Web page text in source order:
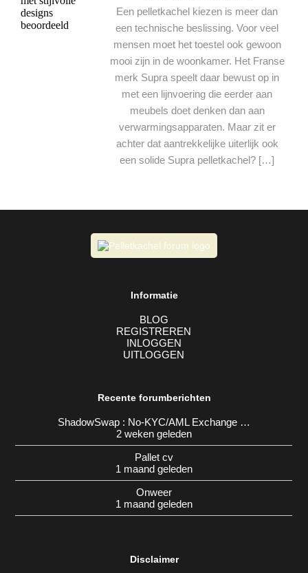
Een pelletkachel kiezen is meer dan
een technische beslissing. Voor veel
mensen moet het toestel ook gewoon
mooi zijn in de woonkamer. Het Franse
merk Supra speelt daar bewust op in
met een lijnvoering die eerder aan
meubels doet denken dan aan
verwarmingsapparaten. Maar zit er
achter dat aantrekkelijke uiterlijk ook
een solide Supra pelletkachel? […]
Informatie
BLOG
REGISTREREN
INLOGGEN
UITLOGGEN
Recente forumberichten
ShadowSwap : No-KYC/AML Exchange …
2 weken geleden
Pallet cv
1 maand geleden
Onweer
1 maand geleden
Disclaimer